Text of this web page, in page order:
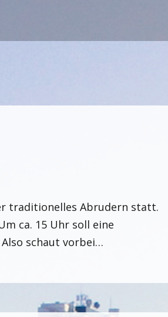
traditionelles Abrudern statt.
ca. 15 Uhr soll eine
schaut vorbei…